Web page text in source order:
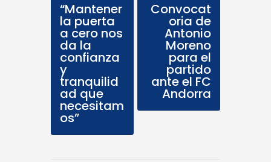
“Mantener
la puerta
a cero nos
da la
confianza
y
tranquilid
ad que
necesitam
os”
Convocat
oria de
Antonio
Moreno
para el
partido
ante el FC
Andorra